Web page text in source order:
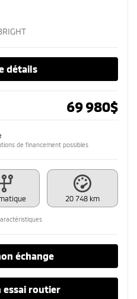
détails
69 980$
de financement possibles
20 748 km
échange
essai routier